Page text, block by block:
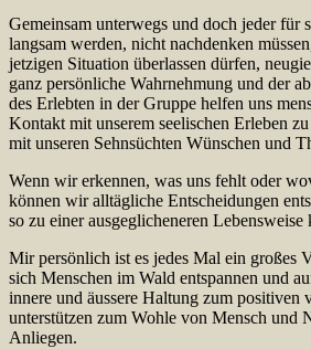
Gemeinsam unterwegs und doch jeder für
langsam werden, nicht nachdenken
jetzigen Situation überlassen dürfen,
ganz persönliche Wahrnehmung und der
des Erlebten in der Gruppe helfen uns
Kontakt mit unserem seelischen Erleben
mit unseren Sehnsüchten Wünschen und
Wenn wir erkennen, was uns fehlt oder
können wir alltägliche Entscheidungen
so zu einer ausgeglicheneren Lebensweise
Mir persönlich ist es jedes Mal ein großes
sich Menschen im Wald entspannen und
innere und äussere Haltung zum positiven
unterstützen zum Wohle von Mensch und
Anliegen.